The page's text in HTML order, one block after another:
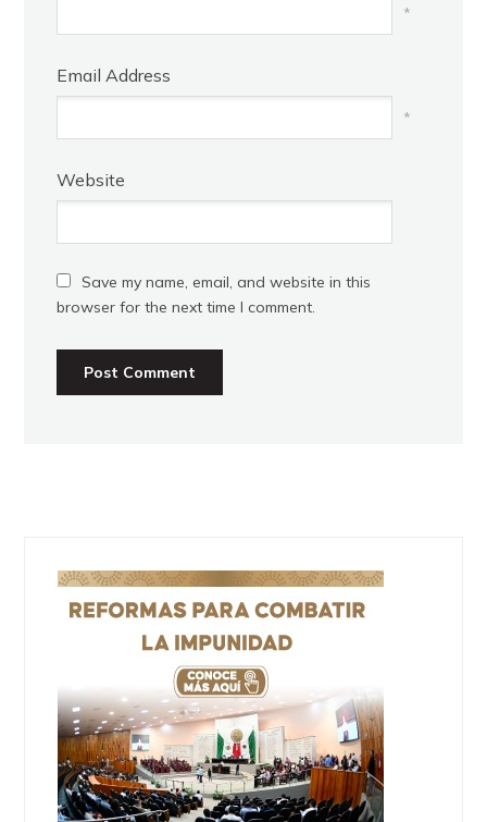
*
Email Address
*
Website
Save my name, email, and website in this
browser for the next time I comment.